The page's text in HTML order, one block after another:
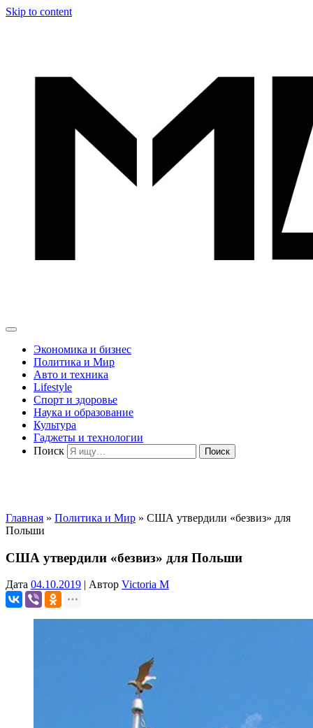
Skip to content
Экономика и бизнес
Политика и Мир
Авто и техника
Lifestyle
Спорт и здоровье
Наука и образование
Культура
Гаджеты и технологии
Поиск
Главная » Политика и Мир » США утвердили «безвиз» для
Польши
США утвердили «безвиз» для Польши
Дата 04.10.2019 | Автор Victoria M